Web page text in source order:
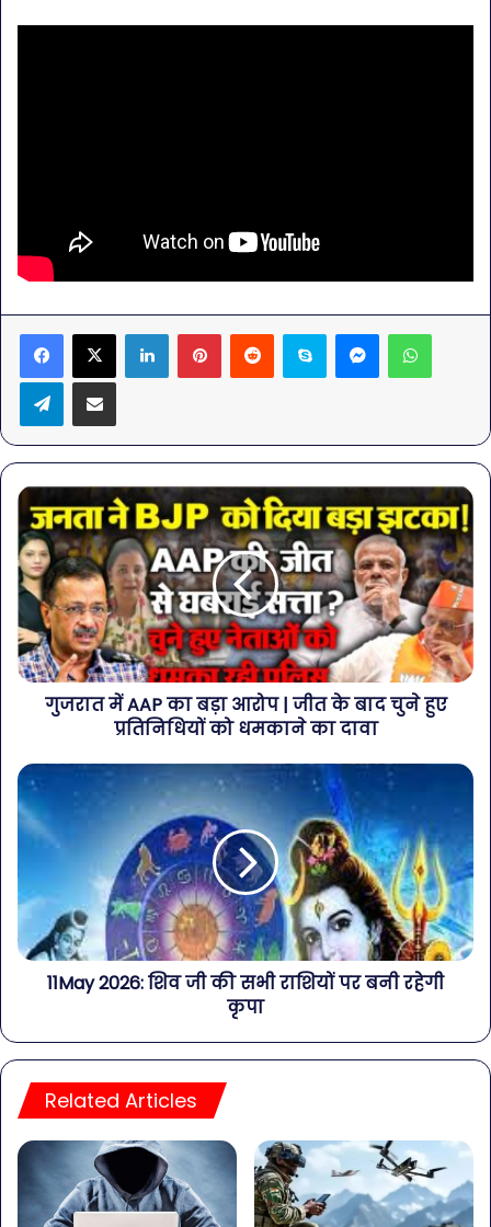
LinkedInPinterestReddit Skype Messenger
TelegramShare via Email
गुजरात में AAP का बड़ा आरोप | जीत के बाद चुने हुए
प्रतिनिधियों को धमकाने का दावा
11May 2026: शिव जी की सभी राशियों पर बनी रहेगी
कृपा
Related Articles